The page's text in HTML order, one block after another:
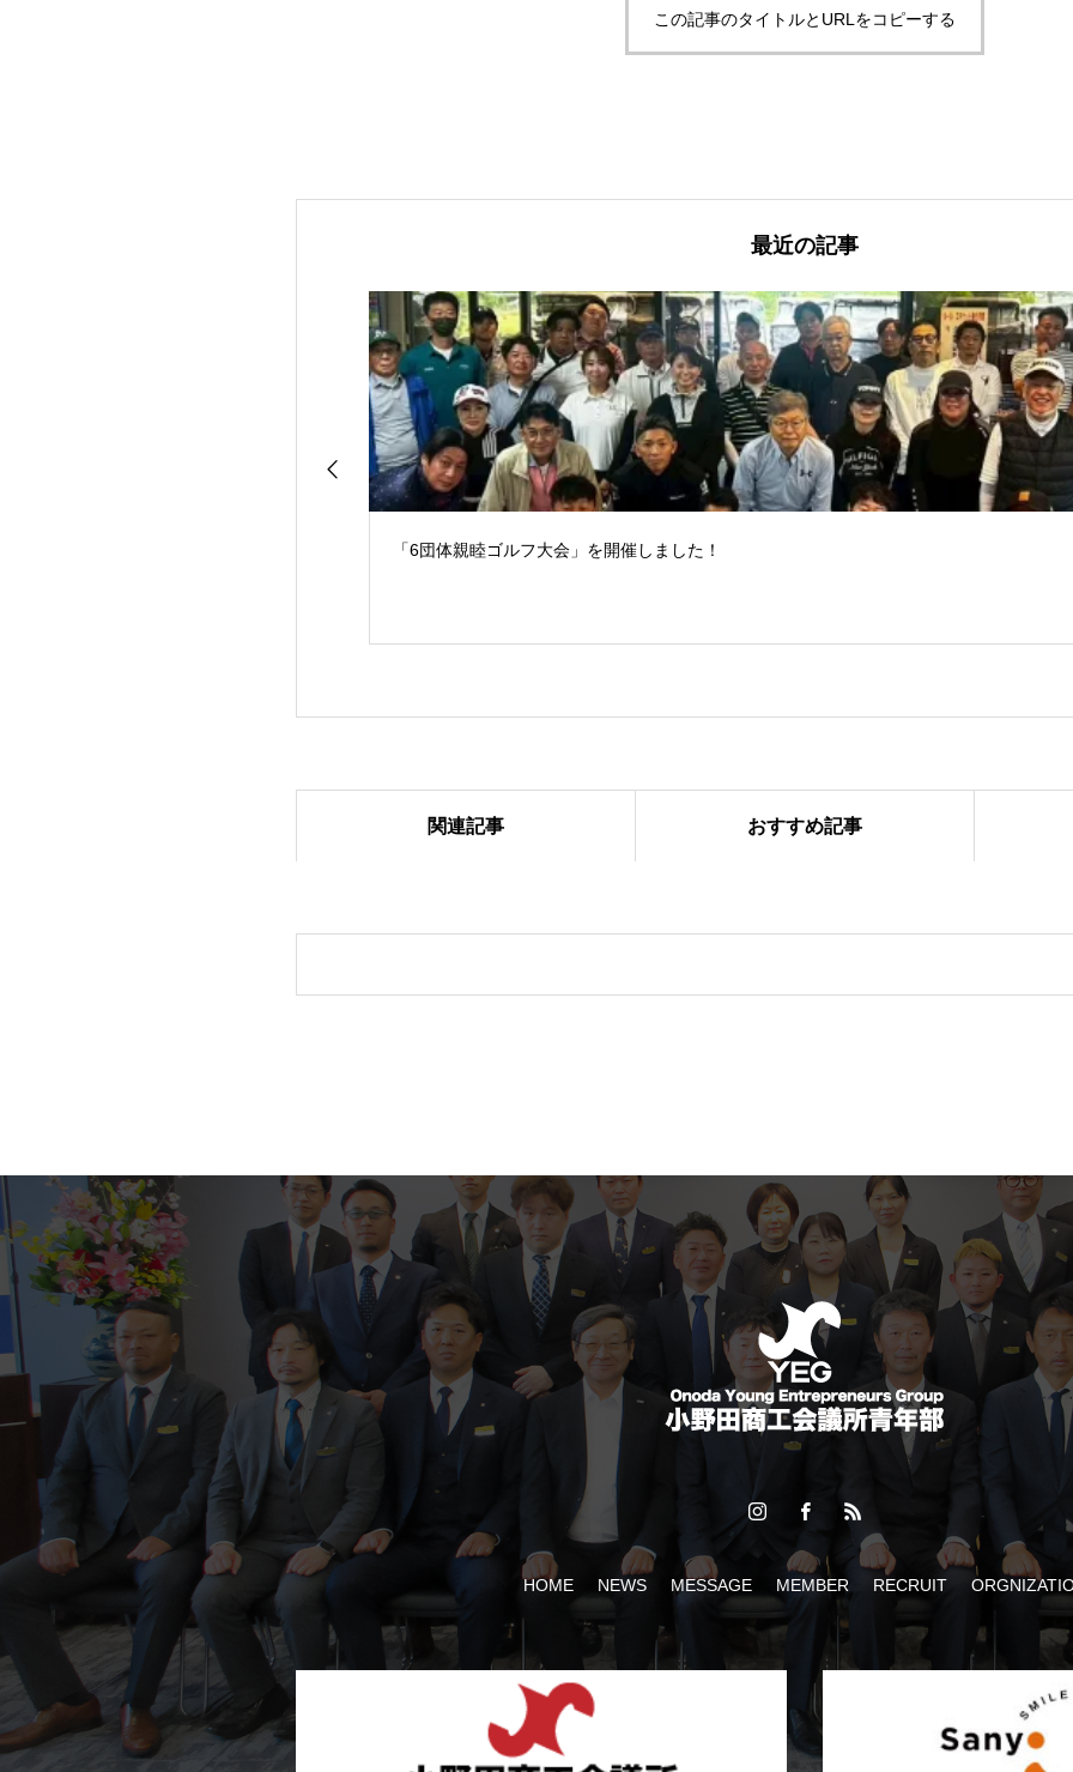
この記事のタイトルとURLをコピーする
最近の記事
「6団体親睦ゴルフ大会」を開催しました！
【おのだ七夕まつり2026】ケント・モリが小野田にやってくる！
令和 8 年度 山口県商工会議所青年部連合会 第 37 回 親睦ソフトボール大会 萩大会
関連記事 おすすめ記事
HOME NEWS MESSAGE MEMBER RECRUIT